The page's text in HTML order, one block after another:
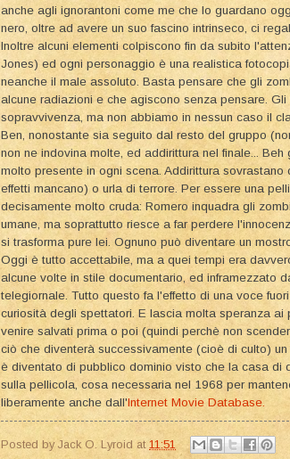
anche agli ignorantoni come me che lo guardano
nero, oltre ad avere un suo fascino intrinseco, ci
Inoltre alcuni elementi colpiscono fin da subito
Jones) ed ogni personaggio è una realistica
neanche il male assoluto. Basta pensare che gli
alcune radiazioni e che agiscono senza pensare.
sopravvivenza, ma non abbiamo in nessun caso il
Ben, nonostante sia seguito dal resto del gruppo
non ne indovina molte, ed addirittura nel finale...
molto presente in ogni scena. Addirittura
effetti mancano) o urla di terrore. Per essere una
decisamente molto cruda: Romero inquadra gli
umane, ma soprattutto riesce a far perdere
si trasforma pure lei. Ognuno può diventare un
Oggi è tutto accettabile, ma a quei tempi era
alcune volte in stile documentario, ed inframezzato
telegiornale. Tutto questo fa l'effetto di una voce
curiosità degli spettatori. E lascia molta speranza
venire salvati prima o poi (quindi perchè non
ciò che diventerà successivamente (cioè di culto)
è diventato di pubblico dominio visto che la casa di
sulla pellicola, cosa necessaria nel 1968 per
liberamente anche dall'Internet Movie Database.
Posted byJack O. Lyroid at 11:51